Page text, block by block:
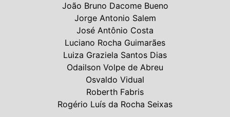
João Bruno Dacome Bueno
Jorge Antonio Salem
José Antônio Costa
Luciano Rocha Guimarães
Luiza Graziela Santos Dias
Odailson Volpe de Abreu
Osvaldo Vidual
Roberth Fabris
Rogério Luís da Rocha Seixas